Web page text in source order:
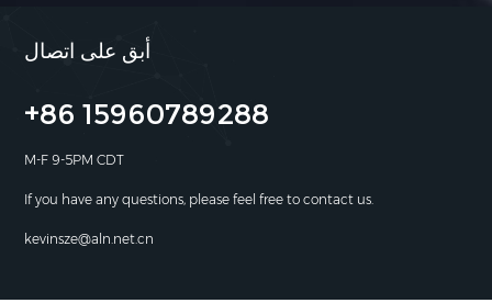
أبق على اتصال
+86 15960789288
M-F 9-5PM CDT
If you have any questions, please feel free to contact us.
kevinsze@aln.net.cn